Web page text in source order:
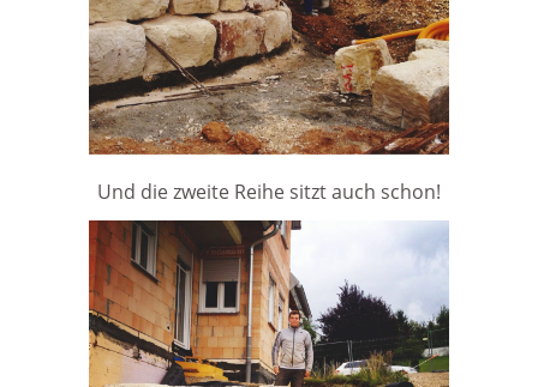
Und die zweite Reihe sitzt auch schon!